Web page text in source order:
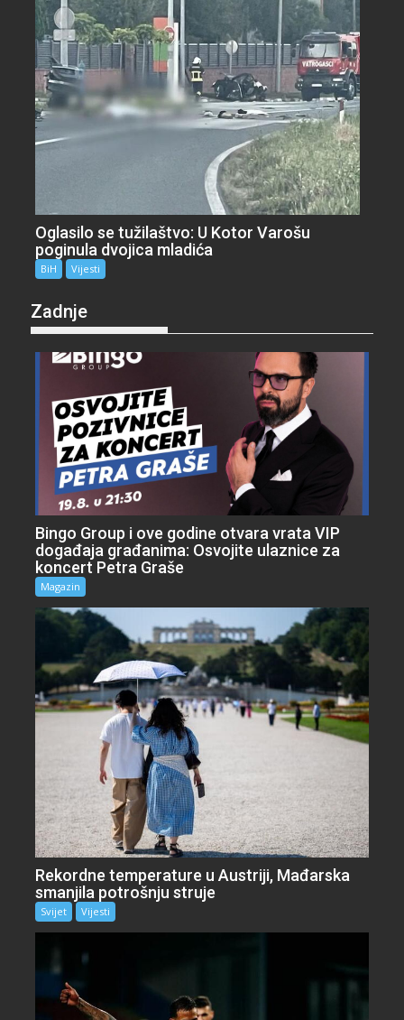
Oglasilo se tužilaštvo: U Kotor Varošu
poginula dvojica mladića
BiH Vijesti
Zadnje
Bingo Group i ove godine otvara vrata VIP
događaja građanima: Osvojite ulaznice za
koncert Petra Graše
Magazin
Rekordne temperature u Austriji, Mađarska
smanjila potrošnju struje
Svijet Vijesti